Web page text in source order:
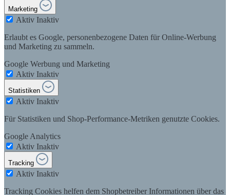
Marketing
Aktiv Inaktiv
Erlaubt es Google, personenbezogene Daten für Online-Werbung
und Marketing zu sammeln.
Google Werbung und Marketing
Aktiv Inaktiv
Statistiken
Aktiv Inaktiv
Für Statistiken und Shop-Performance-Metriken genutzte Cookies.
Google Analytics
Aktiv Inaktiv
Tracking
Aktiv Inaktiv
Tracking Cookies helfen dem Shopbetreiber Informationen über das